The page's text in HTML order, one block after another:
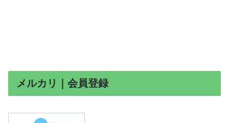
メルカリ｜会員登録